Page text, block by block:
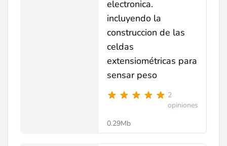
electronica.
incluyendo la
construccion de las
celdas
extensiométricas para
sensar peso
2
opiniones
0.29Mb